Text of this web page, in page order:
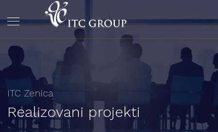
ITC Zenica
Realizovani projekti